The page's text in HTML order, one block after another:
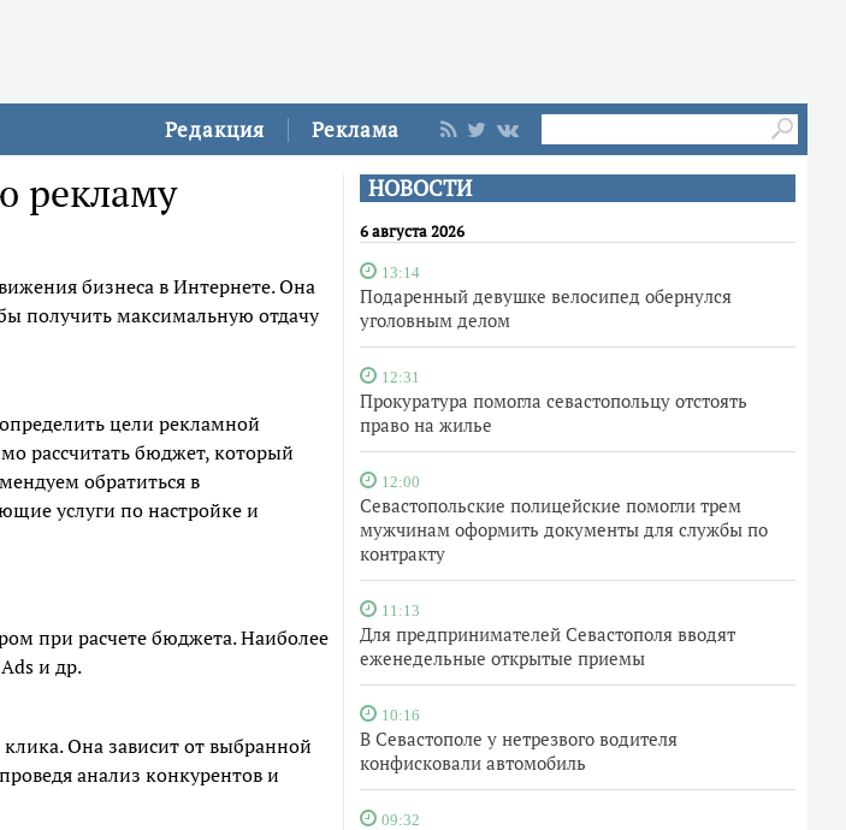
Редакция Реклама
НОВОСТИ
6 августа 2026
13:14
Подаренный девушке велосипед обернулся
уголовным делом
12:31
Прокуратура помогла севастопольцу отстоять
право на жилье
12:00
Севастопольские полицейские помогли трем
мужчинам оформить документы для службы по
контракту
11:13
Для предпринимателей Севастополя вводят
еженедельные открытые приемы
10:16
В Севастополе у нетрезвого водителя
конфисковали автомобиль
09:32
рекламу
бизнеса в Интернете. Она
получить максимальную отдачу
цели рекламной
рассчитать бюджет, который
обратиться в
услуги по настройке и
при расчете бюджета. Наиболее
и др.
Она зависит от выбранной
анализ конкурентов и